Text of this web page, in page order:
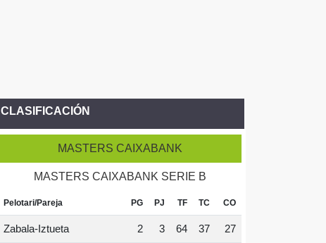
CLASIFICACIÓN
MASTERS CAIXABANK
MASTERS CAIXABANK SERIE B
Pelotari/Pareja PG PJ TF TC CO
Zabala-Iztueta 2 3 64 37 27